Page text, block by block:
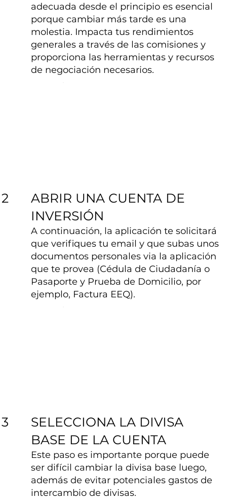
2
3
adecuada desde el principio es esencial
porque cambiar más tarde es una
molestia. Impacta tus rendimientos
generales a través de las comisiones y
proporciona las herramientas y recursos
de negociación necesarios.
ABRIR UNA CUENTA DE
INVERSIÓN
A continuación, la aplicación te solicitará
que verifiques tu email y que subas unos
documentos personales via la aplicación
que te provea (Cédula de Ciudadanía o
Pasaporte y Prueba de Domicilio, por
ejemplo, Factura EEQ).
SELECCIONA LA DIVISA
BASE DE LA CUENTA
Este paso es importante porque puede
ser difícil cambiar la divisa base luego,
además de evitar potenciales gastos de
intercambio de divisas.